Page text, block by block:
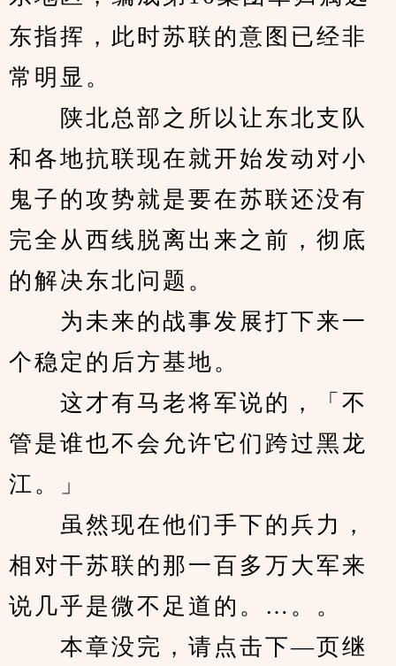
东指挥，此时苏联的意图已经非
常明显。
陕北总部之所以让东北支队
和各地抗联现在就开始发动对小
鬼子的攻势就是要在苏联还没有
完全从西线脱离出来之前，彻底
的解决东北问题。
为未来的战事发展打下来一
个稳定的后方基地。
这才有马老将军说的，「不
管是谁也不会允许它们跨过黑龙
江。」
虽然现在他们手下的兵力，
相对干苏联的那一百多万大军来
说几乎是微不足道的。…。。
本章没完，请点击下—页继